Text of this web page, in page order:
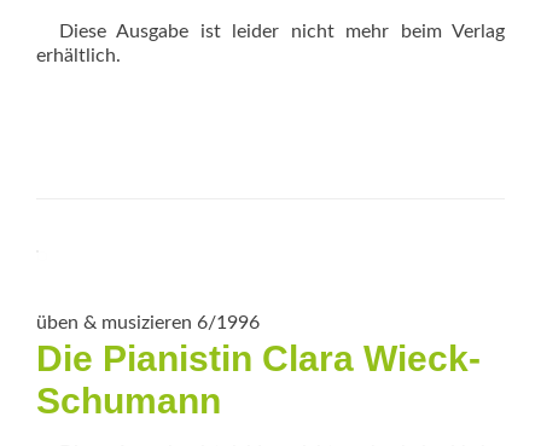
Diese Ausgabe ist leider nicht mehr beim Verlag
erhältlich.
üben & musizieren 6/1996
Die Pianistin Clara Wieck-
Schumann